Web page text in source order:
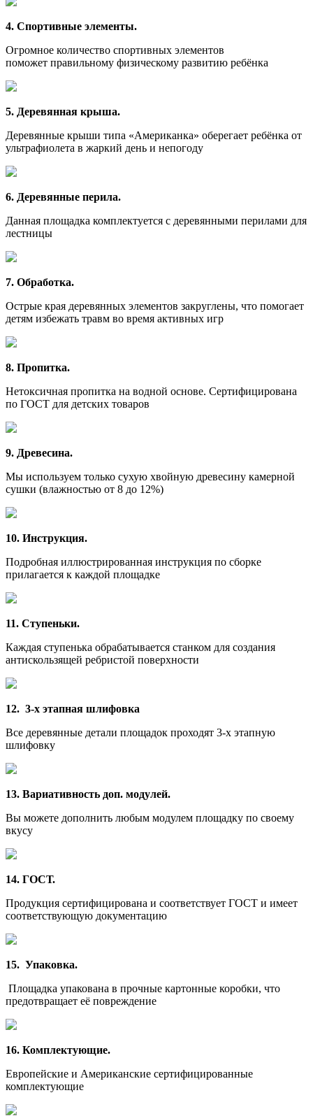
4. Спортивные элементы.
Огромное количество спортивных элементов
поможет правильному физическому развитию ребёнка
5. Деревянная крыша.
Деревянные крыши типа «Американка» оберегает ребёнка от
ультрафиолета в жаркий день и непогоду
6. Деревянные перила.
Данная площадка комплектуется с деревянными перилами для
лестницы
7. Обработка.
Острые края деревянных элементов закруглены, что помогает
детям избежать травм во время активных игр
8. Пропитка.
Нетоксичная пропитка на водной основе. Сертифицирована
по ГОСТ для детских товаров
9. Древесина.
Мы используем только сухую хвойную древесину камерной
сушки (влажностью от 8 до 12%)
10. Инструкция.
Подробная иллюстрированная инструкция по сборке
прилагается к каждой площадке
11. Ступеньки.
Каждая ступенька обрабатывается станком для создания
антискользящей ребристой поверхности
12. 3-х этапная шлифовка
Все деревянные детали площадок проходят 3-х этапную
шлифовку
13. Вариативность доп. модулей.
Вы можете дополнить любым модулем площадку по своему
вкусу
14. ГОСТ.
Продукция сертифицирована и соответствует ГОСТ и имеет
соответствующую документацию
15. Упаковка.
Площадка упакована в прочные картонные коробки, что
предотвращает её повреждение
16. Комплектующие.
Европейские и Американские сертифицированные
комплектующие